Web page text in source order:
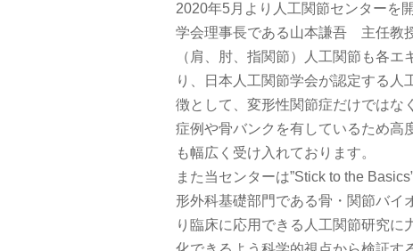
2020年5月より人工関節センターを
学会理事長である山本謙吾 主任教
（肩、肘、指関節）人工関節も各
り、日本人工関節学会が認定する
徴として、変形性関節症だけではな
症例や骨バンクを有しているため高
も幅広く受け入れております。
また当センターは”Stick to the
形外科基礎部門である骨・関節バイ
り臨床に応用できる人工関節研究